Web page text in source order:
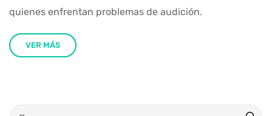
quienes enfrentan problemas de audición.
VER MÁS